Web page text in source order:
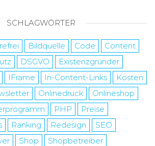
SCHLAGWÖRTER
Bildquelle Code
Content
DSGVO
Existenzgründer
IFrame In-Content-Links
Kosten
Onlinedruck
Onlineshop
PHP
Preise
Ranking Redesign
SEO
Shop
Shopbetreiber